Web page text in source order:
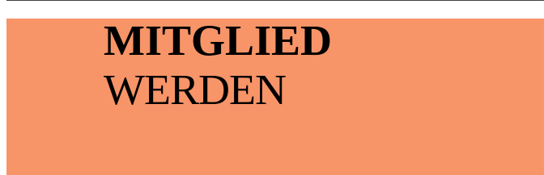
MITGLIED
WERDEN